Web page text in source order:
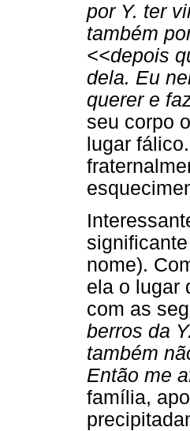
por Y. ter
também
<<depois
dela. Eu
querer e
seu corpo
lugar
nome).
ela o lugar
com as
berros da
também
Então me
família,